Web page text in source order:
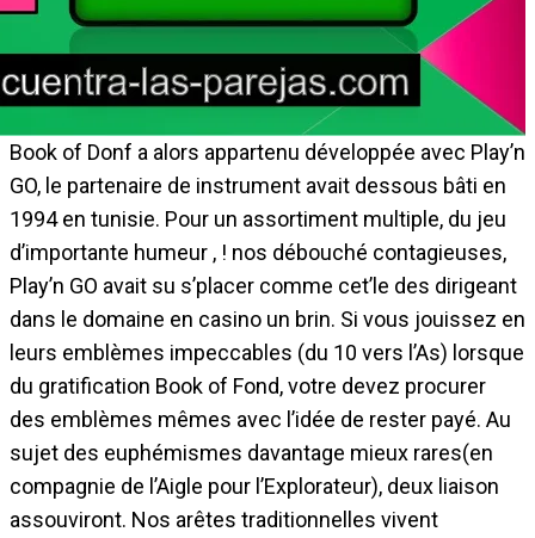
Book of Donf a alors appartenu développée avec Play’n
GO, le partenaire de instrument avait dessous bâti en
1994 en tunisie. Pour un assortiment multiple, du jeu
d’importante humeur , ! nos débouché contagieuses,
Play’n GO avait su s’placer comme cet’le des dirigeant
dans le domaine en casino un brin. Si vous jouissez en
leurs emblèmes impeccables (du 10 vers l’As) lorsque
du gratification Book of Fond, votre devez procurer
des emblèmes mêmes avec l’idée de rester payé. Au
sujet des euphémismes davantage mieux rares(en
compagnie de l’Aigle pour l’Explorateur), deux liaison
assouviront. Nos arêtes traditionnelles vivent